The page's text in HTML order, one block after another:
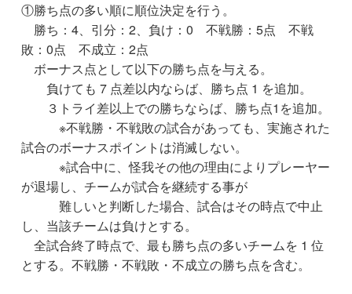
①勝ち点の多い順に順位決定を行う。
勝ち：4、引分：2、負け：0 不戦勝：5点 不戦
敗：0点 不成立：2点
ボーナス点として以下の勝ち点を与える。
負けても 7 点差以内ならば、勝ち点 1 を追加。
３トライ差以上での勝ちならば、勝ち点1を追加。
※不戦勝・不戦敗の試合があっても、実施された
試合のボーナスポイントは消滅しない。
※試合中に、怪我その他の理由によりプレーヤー
が退場し、チームが試合を継続する事が
難しいと判断した場合、試合はその時点で中止
し、当該チームは負けとする。
全試合終了時点で、最も勝ち点の多いチームを 1 位
とする。不戦勝・不戦敗・不成立の勝ち点を含む。